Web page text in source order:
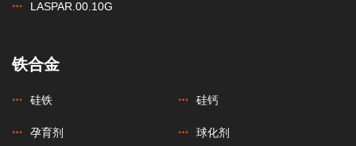
LASPAR.00.10G
铁合金
硅铁 硅钙
孕育剂 球化剂